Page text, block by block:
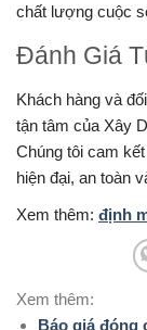
chất lượng cuộc
Đánh Giá
Khách hàng và
tận tâm của Xây
Chúng tôi cam
hiện đại, an toàn
Xem thêm: định
Xem thêm:
Báo giá đóng